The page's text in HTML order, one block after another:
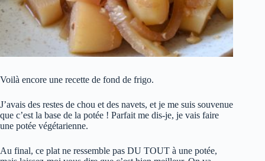
Voilà encore une recette de fond de frigo.
J’avais des restes de chou et des navets, et je me suis souvenue
que c’est la base de la potée ! Parfait me dis-je, je vais faire
une potée végétarienne.
Au final, ce plat ne ressemble pas DU TOUT à une potée,